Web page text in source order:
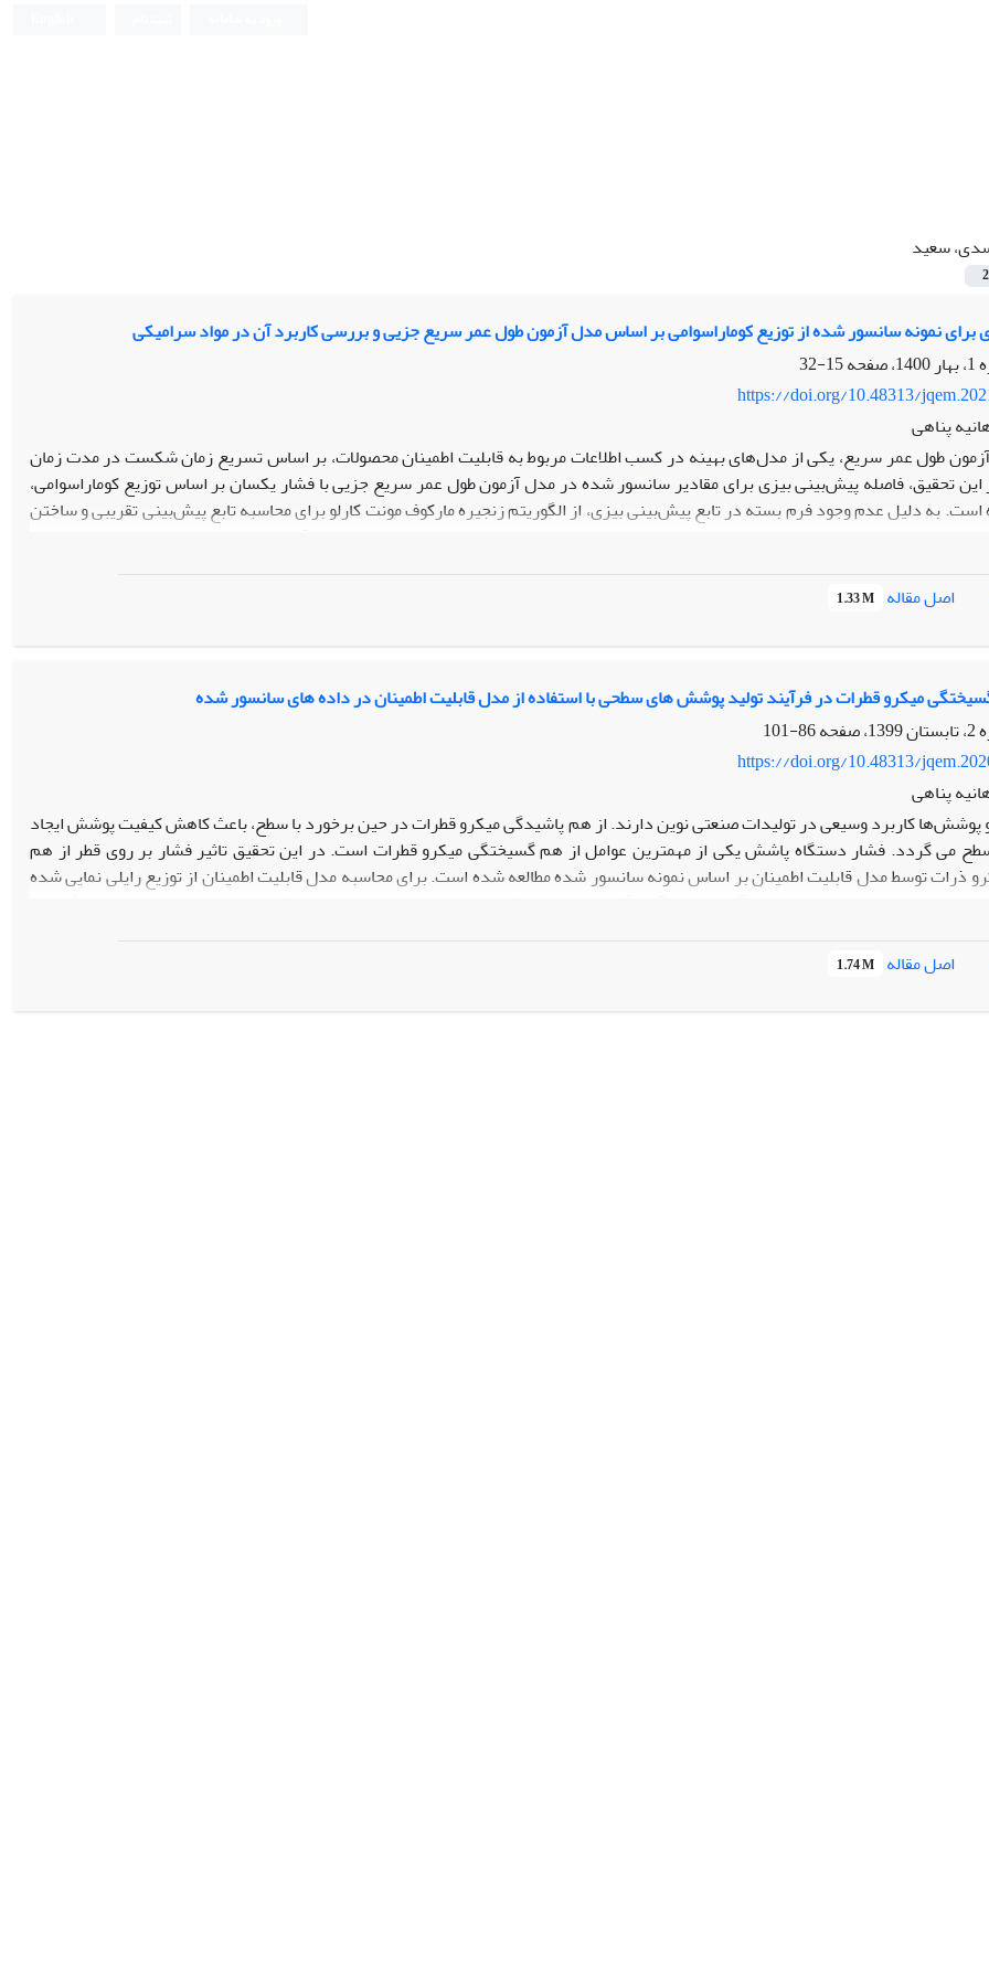
سعید
2
برای نمونه سانسور شده از توزیع کوماراسوامی بر اساس مدل آزمون طول عمر سریع جزیی و بررسی کاربرد آن در مواد سرامیکی
15-32
https://doi.org/10.48313/
پناهی
طول عمر سریع، یکی از مدل‌های بهینه در کسب اطلاعات مربوط به قابلیت اطمینان محصولات، بر اساس تسریع زمان شکست در مدت زمان
تحقیق، فاصله پیش‌بینی بیزی برای مقادیر سانسور شده در مدل آزمون طول عمر سریع جزیی با فشار یکسان بر اساس توزیع کوماراسوامی،
است. به دلیل عدم وجود فرم بسته در تابع پیش‌بینی بیزی، از الگوریتم زنجیره مارکوف مونت کارلو برای محاسبه تابع پیش‌بینی تقریبی و ساختن
استفاده شده است. شبیه‌سازی و یک مجموعه داده واقعی برای مقایسه فواصل پیش‌بینی‌ بیزی، آورده شده است. نتایج نشان می‌دهد که
تحت تمامی حالات سانسور عملکرد خوبی دارند و مقادیر واقعی داده‌ها را در بر می‌گیرند. از نتایج به دست آمده می‌توان برای افزایش کیفیت و
مربوط به آزمایش‌های کنترل کیفی محصولات استفاده کرد.
اصل مقاله 1.33 M
میکرو قطرات در فرآیند تولید پوشش های سطحی با استفاده از مدل قابلیت اطمینان در داده های سانسور شده
86-101
https://doi.org/10.48313/
پناهی
پوشش‌ها کاربرد وسیعی در تولیدات صنعتی نوین دارند. از هم پاشیدگی میکرو قطرات در حین برخورد با سطح، باعث کاهش کیفیت پوشش ایجاد
می گردد. فشار دستگاه پاشش یکی از مهمترین عوامل از هم گسیختگی میکرو قطرات است. در این تحقیق تاثیر فشار بر روی قطر از هم
ذرات توسط مدل قابلیت اطمینان بر اساس نمونه سانسور شده مطالعه شده است. برای محاسبه مدل قابلیت اطمینان از توزیع رایلی نمایی شده
توزیع برازنده داده‌ها، استفاده گردیده و برآوردگر درستنمایی ماکزیمم پارامترهای مدل، محاسبه شده است. همچنین بر اساس الگوریتم
پارامترهای مجهول برآورد شده‌اند. نتایج نشان می دهد که مدل قابلیت اطمینان معرفی شده، عملکرد خوبی در برآورد احتمال از هم
قطرات در فشارهای مختلف پاشش دارد. بر اساس مدل پیشنهادی، مشاهده گردیده است که با افزایش فشار نازل، قطر از هم گسیختگی میکرو
یابد.
اصل مقاله 1.74 M